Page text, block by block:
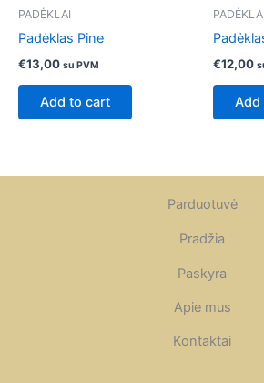
PADĖKLAI
Padėklas Pine
€13,00 su PVM
Add to cart
PADĖKLAI
€12,00
Add
Parduotuvė
Pradžia
Paskyra
Apie mus
Kontaktai